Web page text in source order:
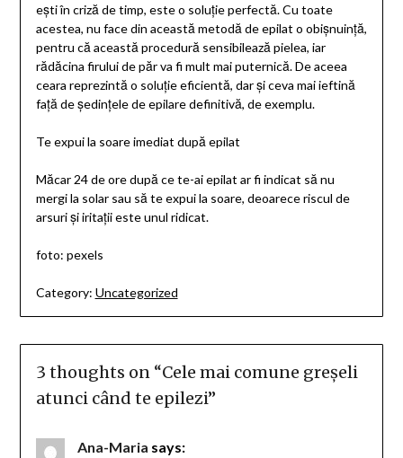
ești în criză de timp, este o soluție perfectă. Cu toate
acestea, nu face din această metodă de epilat o obișnuință,
pentru că această procedură sensibilează pielea, iar
rădăcina firului de păr va fi mult mai puternică. De aceea
ceara reprezintă o soluție eficientă, dar și ceva mai ieftină
față de ședințele de epilare definitivă, de exemplu.
Te expui la soare imediat după epilat
Măcar 24 de ore după ce te-ai epilat ar fi indicat să nu
mergi la solar sau să te expui la soare, deoarece riscul de
arsuri și iritații este unul ridicat.
foto: pexels
Category: Uncategorized
3 thoughts on “Cele mai comune greșeli
atunci când te epilezi”
Ana-Maria says: